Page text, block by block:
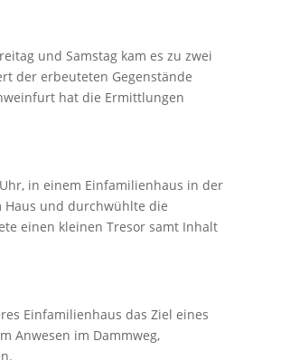
und Samstag kam es zu zwei
der erbeuteten Gegenstände
hat die Ermittlungen
in einem Einfamilienhaus in der
Haus und durchwühlte die
einen kleinen Tresor samt Inhalt
Einfamilienhaus das Ziel eines
Anwesen im Dammweg,